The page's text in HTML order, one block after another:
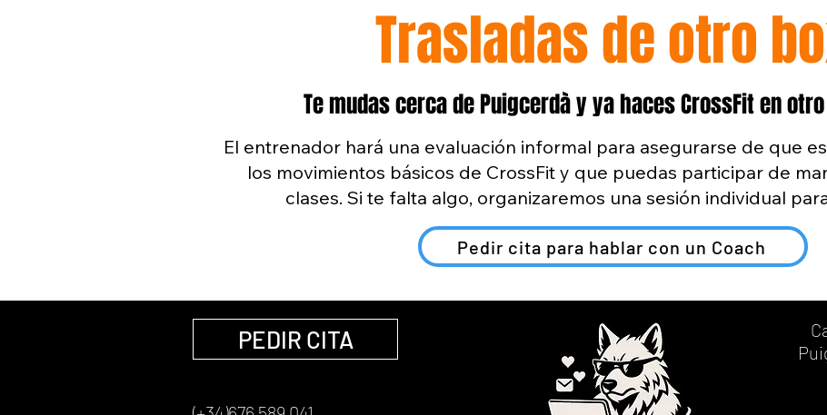
Trasladas de otro
Te mudas cerca de Puigcerdà y ya haces CrossFit en
El entrenador hará una evaluación informal para asegurarse de que
los movimientos básicos de CrossFit y que puedas participar de
clases. Si te falta algo, organizaremos una sesión individual
Pedir cita para hablar con un Coach
PEDIR CITA